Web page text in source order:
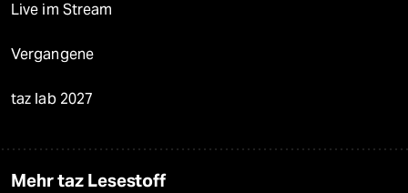
Live im Stream
Vergangene
taz lab 2027
Mehr taz Lesestoff